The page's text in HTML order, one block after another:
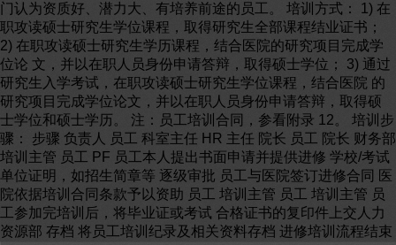
门认为资质好、潜力大、有培养前途的员工。 培训方式： 1) 在
职攻读硕士研究生学位课程，取得研究生全部课程结业证书；
2) 在职攻读硕士研究生学历课程，结合医院的研究项目完成学
位论 文，并以在职人员身份申请答辩，取得硕士学位； 3) 通过
研究生入学考试，在职攻读硕士研究生学位课程，结合医院 的
研究项目完成学位论文，并以在职人员身份申请答辩，取得硕
士学位和硕士学历。 注：员工培训合同，参看附录 12。 培训步
骤： 步骤 负责人 员工 科室主任 HR 主任 院长 员工 院长 财务部
培训主管 员工 PF 员工本人提出书面申请并提供进修 学校/考试
单位证明，如招生简章等 逐级审批 员工与医院签订进修合同 医
院依据培训合同条款予以资助 员工 培训主管 员工 培训主管 员
工参加完培训后，将毕业证或考试 合格证书的复印件上交人力
资源部 存档 将员工培训纪录及相关资料存档 进修培训流程结束